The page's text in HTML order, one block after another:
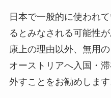
日本で一般的に使われ
るとみなされる可能性
康上の理由以外、無用
オーストリアへ入国・
外すことをお勧めします